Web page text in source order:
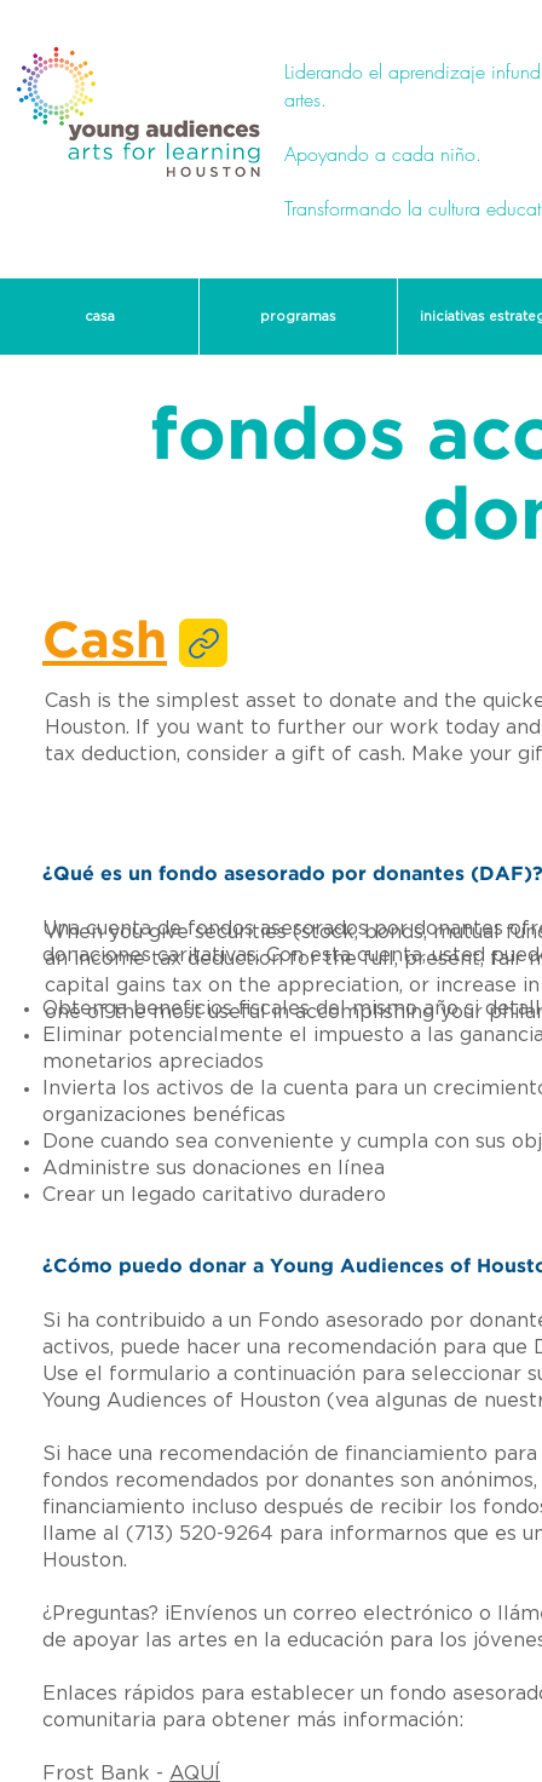
Liderando el aprendizaje
artes.
Apoyando a cada niño.
Transformando la cultura
casa programas iniciativas
fondos
Cash is the simplest asset to donate and the
Houston. If you want to further our work today
tax deduction, consider a gift of cash. Make your
Cash
When you give securities (stock, bonds, mutual
an income tax deduction for the full, present, fair
capital gains tax on the appreciation, or increase
one of the most useful in accomplishing your
¿Qué es un fondo asesorado por donantes (DAF)?
Una cuenta de fondos asesorados por donantes
donaciones caritativas. Con esta cuenta, usted
Obtenga beneficios fiscales del mismo año si
Eliminar potencialmente el impuesto a las
monetarios apreciados
Invierta los activos de la cuenta para un
organizaciones benéficas
Done cuando sea conveniente y cumpla con sus
Administre sus donaciones en línea
Crear un legado caritativo duradero
¿Cómo puedo donar a Young Audiences of
Si ha contribuido a un Fondo asesorado por
activos, puede hacer una recomendación para que
Use el formulario a continuación para seleccionar
Young Audiences of Houston (vea algunas de
Si hace una recomendación de financiamiento
fondos recomendados por donantes son
financiamiento incluso después de recibir los
llame al (713) 520-9264 para informarnos que es
Houston.
¿Preguntas? ¡Envíenos un correo electrónico o
de apoyar las artes en la educación para los
Enlaces rápidos para establecer un fondo
comunitaria para obtener más información:
Frost Bank - AQUÍ